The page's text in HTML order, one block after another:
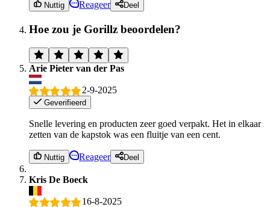
Nuttig Reageer Deel
Hoe zou je Gorillz beoordelen?
Arie Pieter van der Pas
2-9-2025
Geverifieerd
Snelle levering en producten zeer goed verpakt. Het in elkaar
zetten van de kapstok was een fluitje van een cent.
Nuttig Reageer Deel
Kris De Boeck
16-8-2025